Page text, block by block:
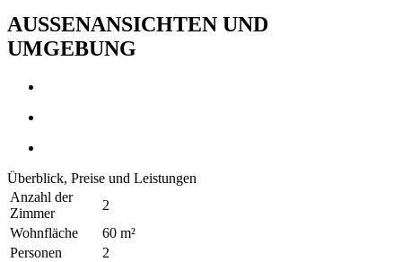
AUSSENANSICHTEN UND
UMGEBUNG
Überblick, Preise und Leistungen
Anzahl der
Zimmer
2
Wohnfläche
60 m²
Personen
2